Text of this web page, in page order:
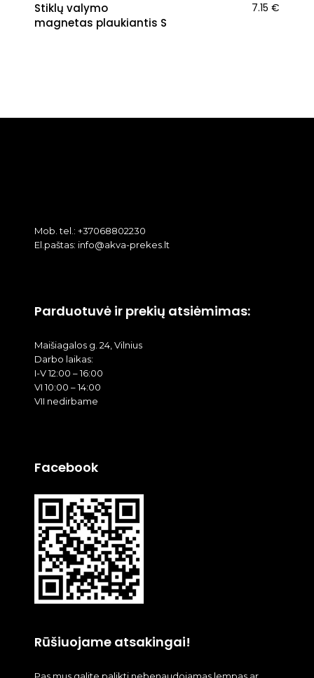
Stiklų valymo
magnetas plaukiantis S
7.15 €
Mob. tel.: +37068802230
El.paštas: info@akva-prekes.lt
Parduotuvė ir prekių atsiėmimas:
Maišiagalos g. 24, Vilnius
Darbo laikas:
I-V 12:00 – 16:00
VI 10:00 – 14:00
VII nedirbame
Facebook
Rūšiuojame atsakingai!